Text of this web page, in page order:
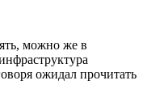
можно же в
ожидал прочитать